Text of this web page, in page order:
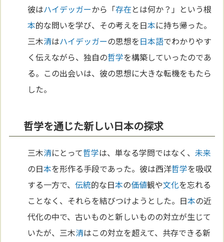
彼はハイデッガーから「存在とは何か？」という根
本的な問いを学び、その考えを日本に持ち帰った。
三木清はハイデッガーの思想を日本語でわかりやす
く伝えながら、独自の哲学を構築していったのであ
る。この出会いは、彼の思想に大きな転機をもたら
した。
哲学を通じた新しい日本の探求
三木清にとって哲学は、単なる学問ではなく、未来
の日本を形作る手段であった。彼は西洋哲学を吸収
する一方で、伝統的な日本の価値観や文化を忘れる
ことなく、それらを結びつけようとした。日本の近
代化の中で、古いものと新しいものの対立が生じて
いたが、三木清はこの対立を超えて、共存できる新